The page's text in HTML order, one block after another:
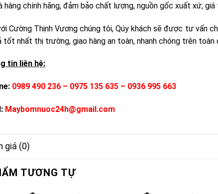
hàng chính hãng, đảm bảo chất lượng, nguồn gốc xuất xứ,
Cường Thịnh Vương chúng tôi, Qúy khách sẽ được tư vấn
tốt nhất thị trường, giao hàng an toàn, nhanh chóng trên toàn
tin liên hệ:
0989 490 236 – 0975 135 635 – 0936 995 663
Maybomnuoc24h@gmail.com
giá (0)
TƯƠNG TỰ